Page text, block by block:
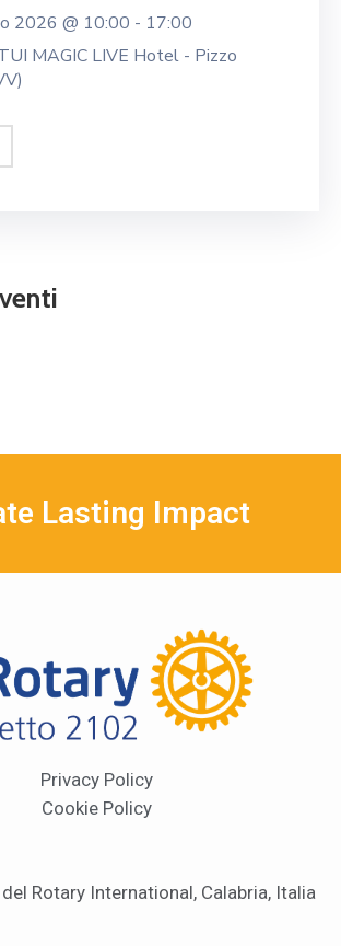
2026 @ 10:00 - 17:00
MAGIC LIVE Hotel - Pizzo
Lasting Impact
Privacy Policy
Cookie Policy
Rotary International, Calabria, Italia